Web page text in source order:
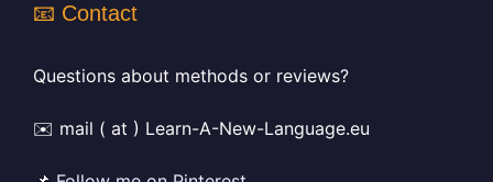
📧 Contact
Questions about methods or reviews?
✉️ mail ( at ) Learn-A-New-Language.eu